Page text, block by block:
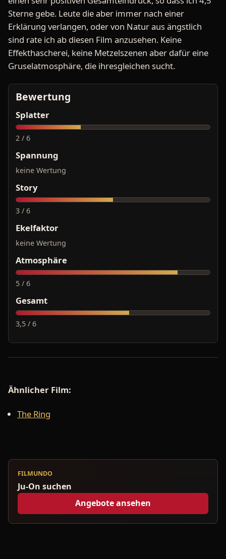
Sterne gebe. Leute die aber immer nach einer
Erklärung verlangen, oder von Natur aus ängstlich
sind rate ich ab diesen Film anzusehen. Keine
Effekthascherei, keine Metzelszenen aber dafür eine
Gruselatmosphäre, die ihresgleichen sucht.
Bewertung
Splatter
2 / 6
Spannung
keine Wertung
Story
3 / 6
Ekelfaktor
keine Wertung
Atmosphäre
5 / 6
Gesamt
3,5 / 6
Ähnlicher Film:
The Ring
FILMUNDO
Ju-On suchen
Angebote ansehen